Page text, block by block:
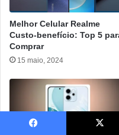
Melhor Celular Realme
Custo-benefício: Top 5
Comprar
15 maio, 2024